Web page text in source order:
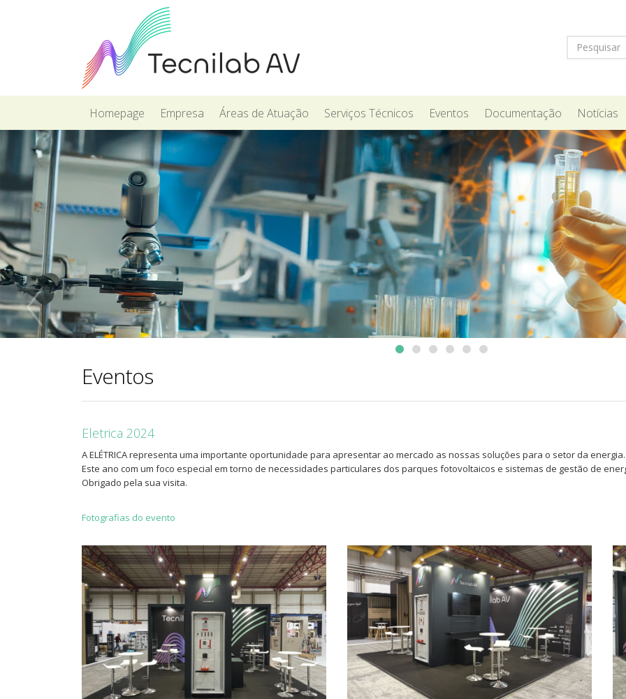
Homepage Empresa Áreas de Atuação Serviços Técnicos Eventos Documentação Notícias
Eventos
Eletrica 2024
A ELÉTRICA representa uma importante oportunidade para apresentar ao mercado as nossas soluções para o setor da energia.
Este ano com um foco especial em torno de necessidades particulares dos parques fotovoltaicos e sistemas de gestão de
Obrigado pela sua visita.
Fotografias do evento